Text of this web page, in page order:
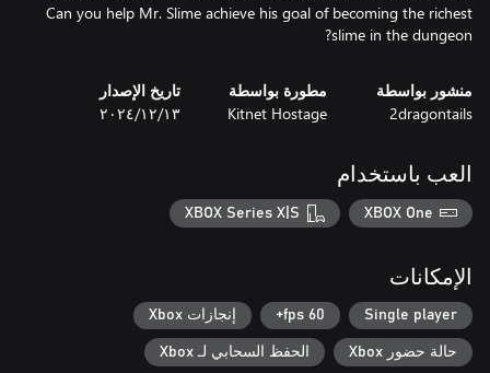
Can you help Mr. Slime achieve his goal of becoming the richest
slime in the dungeon?
منشور بواسطة
2dragontails
مطورة بواسطة
Kitnet Hostage
تاريخ الإصدار
١٣‏/١٢‏/٢٠٢٤
العب باستخدام
XBOX One
XBOX Series X|S
الإمكانات
Single player
60 fps+ إنجازات Xbox
حالة حضور Xbox الحفظ السحابي لـ Xbox